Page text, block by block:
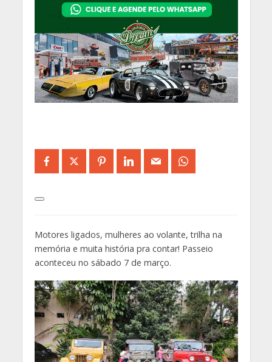
Motores ligados, mulheres ao volante, trilha na
memória e muita história pra contar! Passeio
aconteceu no sábado 7 de março.